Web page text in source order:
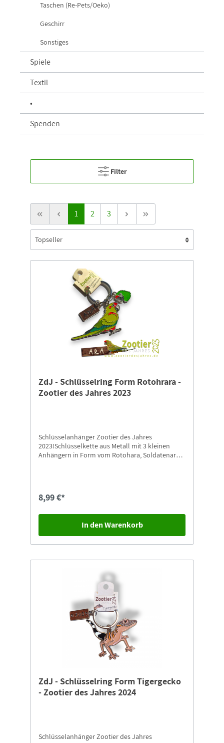
Taschen (Re-Pets/Oeko)
Geschirr
Sonstiges
Spiele
Textil
•
Spenden
Filter
1 2 3
ZdJ - Schlüsselring Form Rotohrara -
Zootier des Jahres 2023
Schlüsselanhänger Zootier des Jahres
2023!Schlüsselkette aus Metall mit 3 kleinen
Anhängern in Form vom Rotohara, Soldatenara
Naturschutz-Tierpark Görlitz-Zgorzelec die
zum Schutz stark bedrohter Aras mit dem Kauf
des Zootier des Jahres Schlüsselanhängers!Mit
den Spendengeldern werden für Rotohraras in
Bolivien und Soldatenaras in Ecuador
Wildhüter zum Schutz vor Wilderei eingesetzt.Für
Bearbeitung, Versand und Transfer des
Schlüsselanhängers erheben wir eine Gebühr von
8,99 €*
In den Warenkorb
ZdJ - Schlüsselring Form Tigergecko
- Zootier des Jahres 2024
Schlüsselanhänger Zootier des Jahres